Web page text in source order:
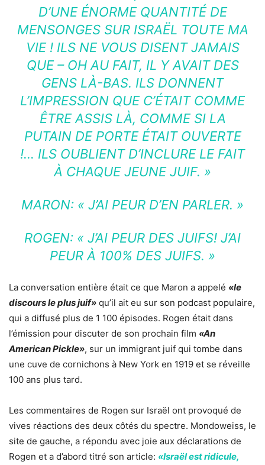
D’UNE ÉNORME QUANTITÉ DE
MENSONGES SUR ISRAËL TOUTE MA
VIE ! ILS NE VOUS DISENT JAMAIS
QUE – OH AU FAIT, IL Y AVAIT DES
GENS LÀ-BAS. ILS DONNENT
L’IMPRESSION QUE C’ÉTAIT COMME
ÊTRE ASSIS LÀ, COMME SI LA
PUTAIN DE PORTE ÉTAIT OUVERTE
!… ILS OUBLIENT D’INCLURE LE FAIT
À CHAQUE JEUNE JUIF. »
MARON: « J’AI PEUR D’EN PARLER. »
ROGEN: « J’AI PEUR DES JUIFS! J’AI
PEUR À 100% DES JUIFS. »
La conversation entière était ce que Maron a appelé «le
discours le plus juif» qu’il ait eu sur son podcast populaire,
qui a diffusé plus de 1 100 épisodes. Rogen était dans
l’émission pour discuter de son prochain film «An
American Pickle», sur un immigrant juif qui tombe dans
une cuve de cornichons à New York en 1919 et se réveille
100 ans plus tard.
Les commentaires de Rogen sur Israël ont provoqué de
vives réactions des deux côtés du spectre. Mondoweiss, le
site de gauche, a répondu avec joie aux déclarations de
Rogen et a d’abord titré son article: «Israël est ridicule,